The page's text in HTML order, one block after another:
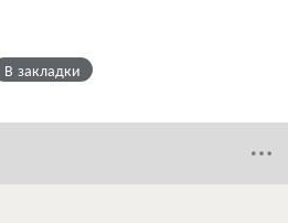
В закладки